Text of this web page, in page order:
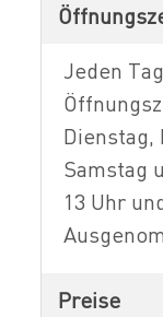
Jeden
Dienstag,
Samstag
13 Uhr
Preise